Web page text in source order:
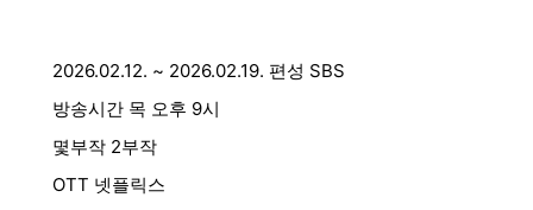
2026.02.12. ~ 2026.02.19. 편성 SBS
방송시간 목 오후 9시
몇부작 2부작
OTT 넷플릭스